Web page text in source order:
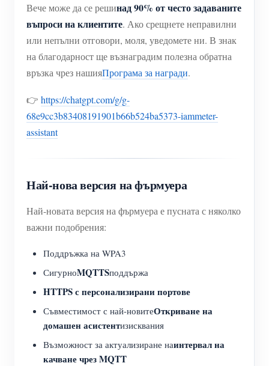
Вече може да се решинад 90% от често задаваните
въпроси на клиентите. Ако срещнете неправилни
или непълни отговори, моля, уведомете ни. В знак
на благодарност ще възнаградим полезна обратна
връзка чрез нашияПрограма за награди.
👉 https://chatgpt.com/g/g-
68e9cc3b83408191901b66b524ba5373-iammeter-
assistant
Най-нова версия на фърмуера
Най-новата версия на фърмуера е пусната с няколко
важни подобрения:
Поддръжка на WPA3
СигурноMQTTSподдържа
HTTPS с персонализирани портове
Съвместимост с най-новитеОткриване на
домашен асистентизисквания
Възможност за актуализиране наинтервал на
качване чрез MQTT